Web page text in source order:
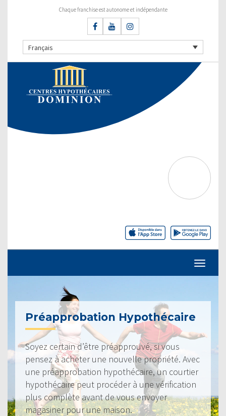
Chaque franchise est autonome et indépendante
Français
Préapprobation Hypothécaire
Soyez certain d’être préapprouvé, si vous
pensez à acheter une nouvelle propriété. Avec
une préapprobation hypothécaire, un courtier
hypothécaire peut procéder à une vérification
plus complète avant de vous envoyer
magasiner pour une maison.